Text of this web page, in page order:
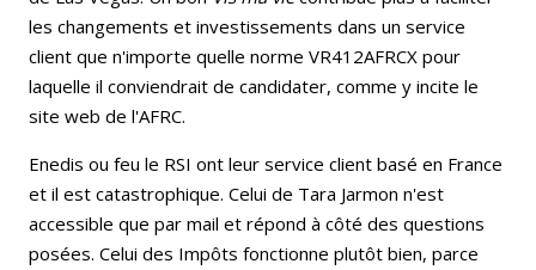
les changements et investissements dans un service
client que n'importe quelle norme VR412AFRCX pour
laquelle il conviendrait de candidater, comme y incite le
site web de l'AFRC.
Enedis ou feu le RSI ont leur service client basé en France
et il est catastrophique. Celui de Tara Jarmon n'est
accessible que par mail et répond à côté des questions
posées. Celui des Impôts fonctionne plutôt bien, parce